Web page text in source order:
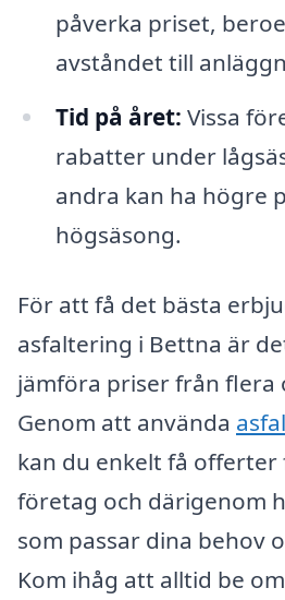
påverka priset,
avståndet till
Tid på året: Vissa
rabatter under
andra kan ha högre
högsäsong.
För att få det bästa
asfaltering i Bettna är
jämföra priser från flera
Genom att använda
kan du enkelt få offerter
företag och därigenom
som passar dina behov
Kom ihåg att alltid be